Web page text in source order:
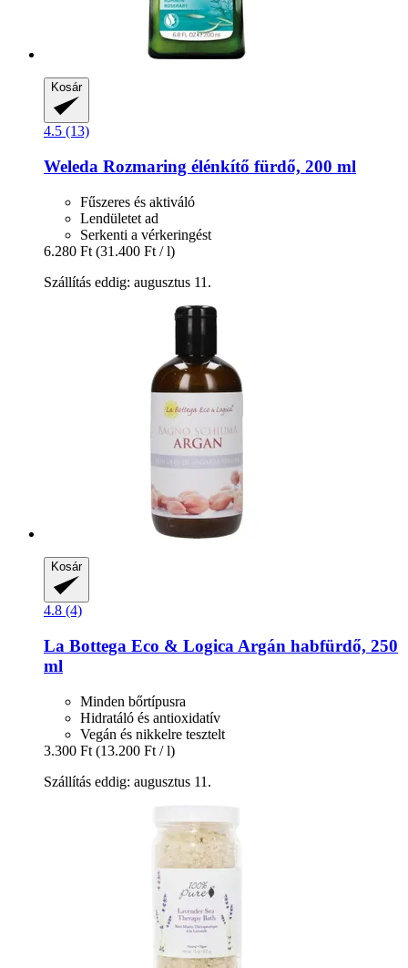
Kosár
4.5 (13)
Weleda Rozmaring élénkítő fürdő, 200 ml
Fűszeres és aktiváló
Lendületet ad
Serkenti a vérkeringést
6.280 Ft (31.400 Ft / l)
Szállítás eddig: augusztus 11.
Kosár
4.8 (4)
La Bottega Eco & Logica Argán habfürdő, 250
ml
Minden bőrtípusra
Hidratáló és antioxidatív
Vegán és nikkelre tesztelt
3.300 Ft (13.200 Ft / l)
Szállítás eddig: augusztus 11.